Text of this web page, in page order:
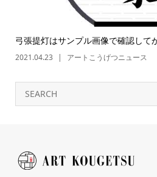
弓張提灯はサンプル画像で確認して
2021.04.23 アートこうげつニュース